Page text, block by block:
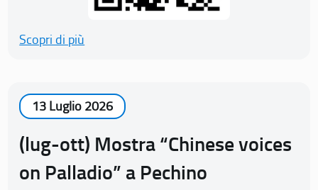
Scopri di più
13 Luglio 2026
(lug-ott) Mostra “Chinese voices
on Palladio” a Pechino